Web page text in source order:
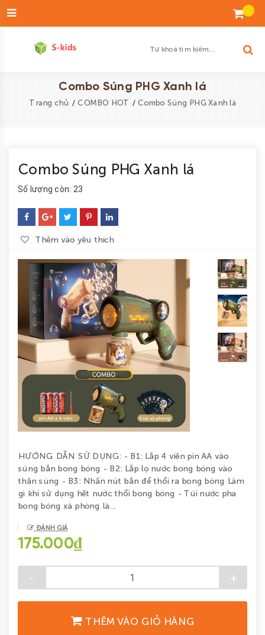
Danh
sách
yêu
PHẨM
TRAI
BÉ
GÁI
ĐỒ
CHƠI
GIÁO
COMBO
TIẾT
KIỆM
LIÊN
HỆ
Combo Súng PHG Xanh lá
Trang chủ / COMBO HOT / Combo Súng PHG Xanh lá
Combo Súng PHG Xanh lá
Số lượng còn: 23
Thêm vào yêu thích
HƯỚNG DẪN SỬ DỤNG: - B1: Lắp 4 viên pin AA vào
súng bắn bong bóng - B2: Lắp lọ nước bong bóng vào
thân súng - B3: Nhấn nút bắn để thổi ra bong bóng Làm
gì khi sử dụng hết nước thổi bong bóng - Túi nước pha
bong bóng xà phòng là...
ĐÁNH GIÁ
175.000₫
- +
THÊM VÀO GIỎ HÀNG